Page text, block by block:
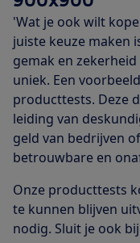
'Wat je ook wilt
juiste keuze maken
gemak en
uniek. Een
producttests. Deze
leiding van
geld van bedrijven
betrouwbare en
Onze producttests
te kunnen blijven
nodig. Sluit je ook